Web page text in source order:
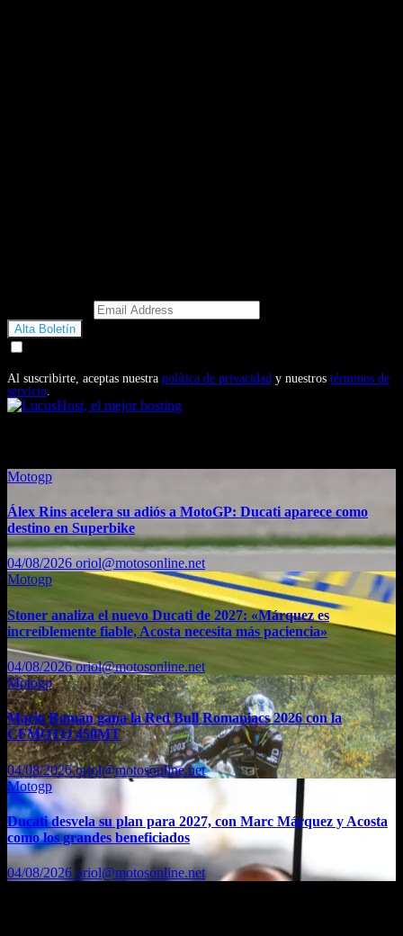
Al suscribirte, aceptas nuestra política de privacidad y nuestros términos de
servicio.
Motogp
Álex Rins acelera su adiós a MotoGP: Ducati aparece como
destino en Superbike
04/08/2026 oriol@motosonline.net
Motogp
Stoner analiza el nuevo Ducati de 2027: «Márquez es
increíblemente fiable, Acosta necesita más paciencia»
04/08/2026oriol@motosonline.net
Motogp
Mario Román gana la Red Bull Romaniacs 2026 con la
CFMOTO 450MT
04/08/2026oriol@motosonline.net
Motogp
Ducati desvela su plan para 2027, con Marc Márquez y Acosta
como los grandes beneficiados
04/08/2026 oriol@motosonline.net